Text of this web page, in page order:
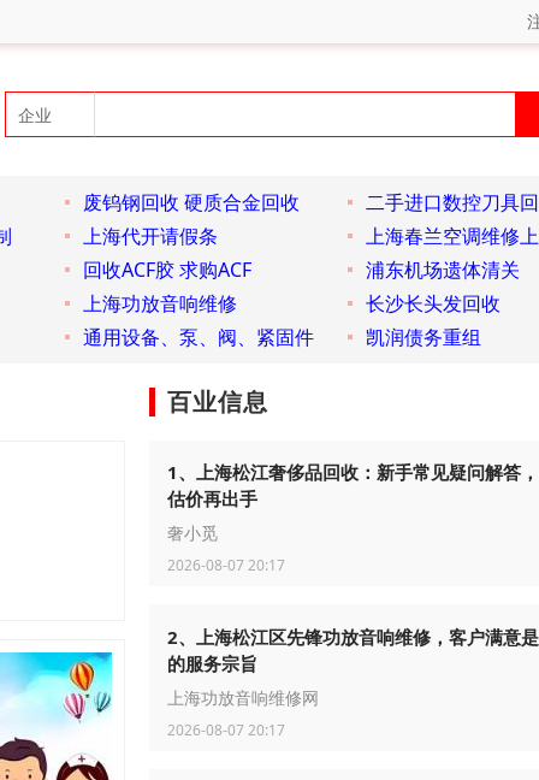
废钨钢回收 硬质合金回收
二手进口数控刀具
上海代开请假条
上海春兰空调维修
回收ACF胶 求购ACF
浦东机场遗体清关
上海功放音响维修
长沙长头发回收
通用设备、泵、阀、紧固件
凯润债务重组
百业信息
1、上海松江奢侈品回收：新手常见疑问解答
估价再出手
奢小觅
2026-08-07 20:17
2、上海松江区先锋功放音响维修，客户满意
的服务宗旨
上海功放音响维修网
2026-08-07 20:17